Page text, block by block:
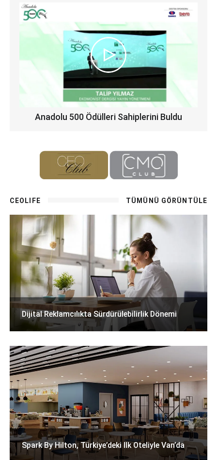
Anadolu 500 Ödülleri Sahiplerini Buldu
CEOLIFE TÜMÜNÜ GÖRÜNTÜLE
Dijital Reklamcılıkta Sürdürülebilirlik Dönemi
Spark By Hilton, Türkiye’deki Ilk Oteliyle Van’da